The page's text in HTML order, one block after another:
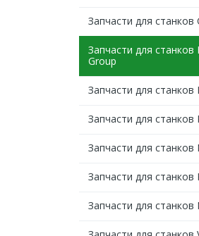
Запчасти для станков
Запчасти для станков
Group
Запчасти для станков
Запчасти для станков
Запчасти для станков
Запчасти для станков
Запчасти для станков